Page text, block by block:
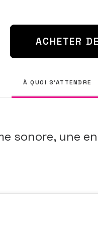
ACHETER
À QUOI S'ATTENDRE
sonore, une